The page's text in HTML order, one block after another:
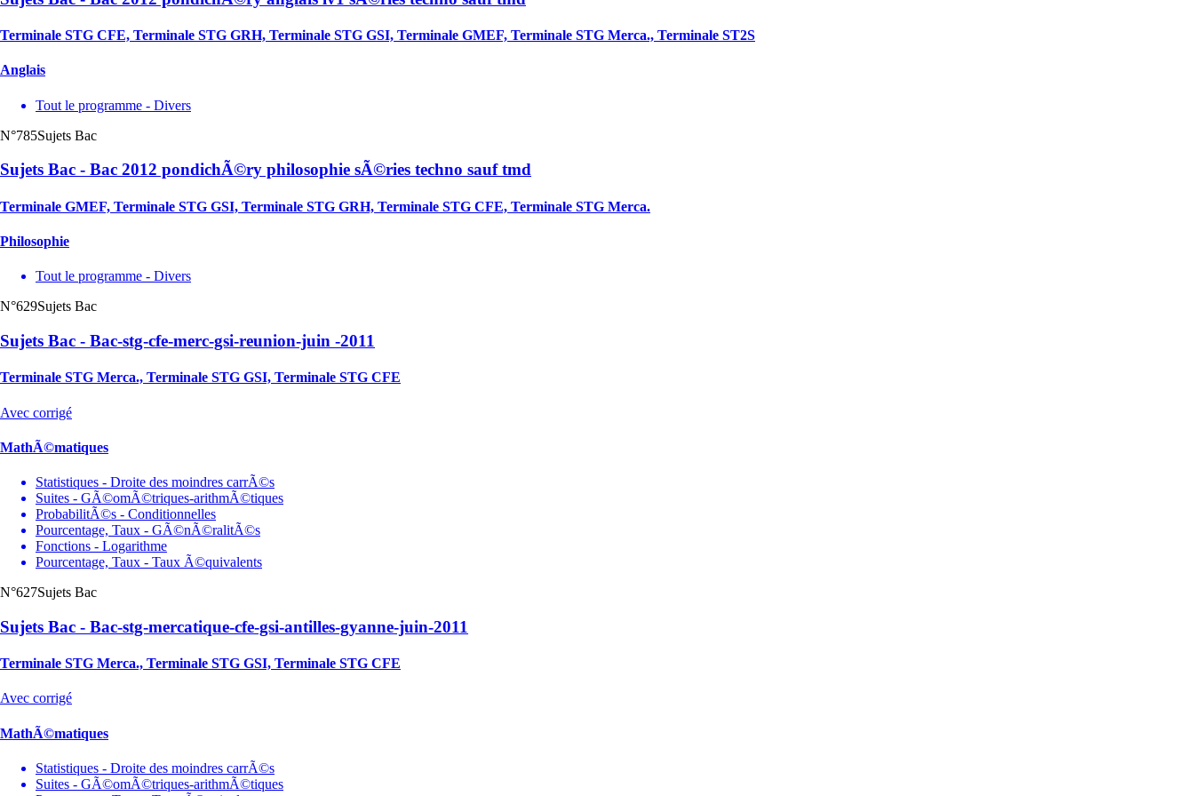
Terminale STG CFE, Terminale STG GRH, Terminale STG GSI, Terminale GMEF, Terminale STG Merca., Terminale ST2S
Anglais
Tout le programme - Divers
N°785Sujets Bac
Sujets Bac - Bac 2012 pondichÃ©ry philosophie sÃ©ries techno sauf tmd
Terminale GMEF, Terminale STG GSI, Terminale STG GRH, Terminale STG CFE, Terminale STG Merca.
Philosophie
Tout le programme - Divers
N°629Sujets Bac
Sujets Bac - Bac-stg-cfe-merc-gsi-reunion-juin -2011
Terminale STG Merca., Terminale STG GSI, Terminale STG CFE
Avec corrigé
MathÃ©matiques
Statistiques - Droite des moindres carrÃ©s
Suites - GÃ©omÃ©triques-arithmÃ©tiques
ProbabilitÃ©s - Conditionnelles
Pourcentage, Taux - GÃ©nÃ©ralitÃ©s
Fonctions - Logarithme
Pourcentage, Taux - Taux Ã©quivalents
N°627Sujets Bac
Sujets Bac - Bac-stg-mercatique-cfe-gsi-antilles-gyanne-juin-2011
Terminale STG Merca., Terminale STG GSI, Terminale STG CFE
Avec corrigé
MathÃ©matiques
Statistiques - Droite des moindres carrÃ©s
Suites - GÃ©omÃ©triques-arithmÃ©tiques